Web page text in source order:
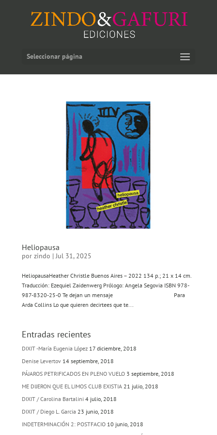
Seleccionar página
Heliopausa
por zindo | Jul 31, 2025
HeliopausaHeather Christle Buenos Aires – 2022 134 p.; 21 x 14 cm.
Traducción: Ezequiel Zaidenwerg Prólogo: Angela Segovia ISBN 978-
987-8320-25-0 Te dejan un mensaje Para
Arda Collins Lo que quieren decirtees que te...
Entradas recientes
DIXIT -María Eugenia López 17 diciembre, 2018
Denise Levertov 14 septiembre, 2018
PÁJAROS PETRIFICADOS EN PLENO VUELO 3 septiembre, 2018
ME DIJERON QUE EL LIMOS CLUB EXISTIA 21 julio, 2018
DIXIT / Carolina Bartalini 4 julio, 2018
DIXIT / Diego L. Garcia 23 junio, 2018
INDETERMINACIÓN 2: POSTFACIO 10 junio, 2018